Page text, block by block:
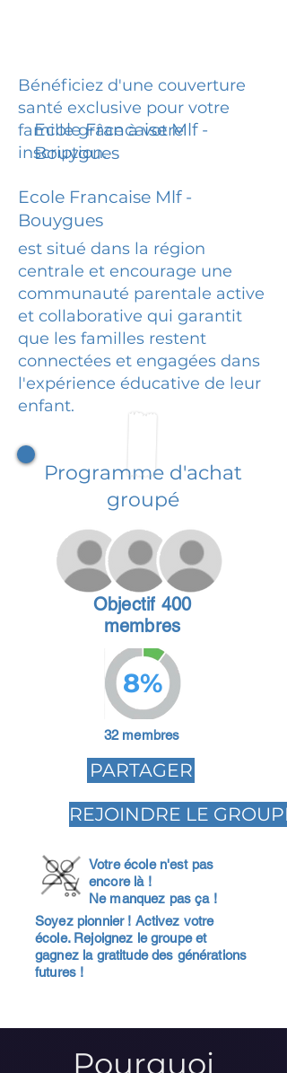
Bénéficiez d'une couverture
santé exclusive pour votre
famille grâce à votre
inscription.
Ecole Francaise Mlf -
Bouygues
Ecole Francaise Mlf -
Bouygues
est situé dans la région
centrale et encourage une
communauté parentale active
et collaborative qui garantit
que les familles restent
connectées et engagées dans
l'expérience éducative de leur
enfant.
Programme d'achat
groupé
Objectif 400
membres
8%
32 membres
PARTAGER
REJOINDRE LE GROUPE
Votre école n'est pas
encore là !
Ne manquez pas ça !
Soyez pionnier ! Activez votre
école. Rejoignez le groupe et
gagnez la gratitude des générations
futures !
Pourquoi